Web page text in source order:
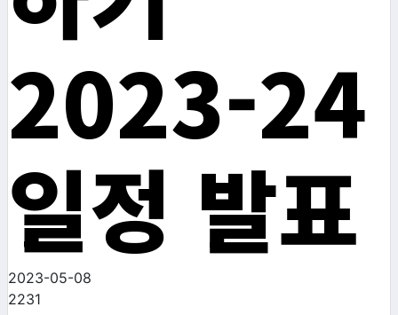
2023-24
일정 발표
2023-05-08
2231